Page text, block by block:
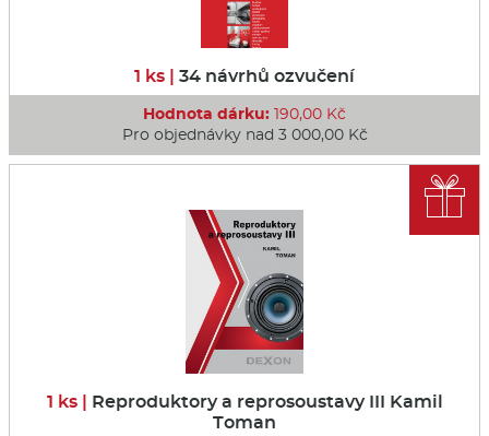
1 ks | 34 návrhů ozvučení
Hodnota dárku: 190,00 Kč
Pro objednávky nad 3 000,00 Kč
1 ks | Reproduktory a reprosoustavy III Kamil
Toman
